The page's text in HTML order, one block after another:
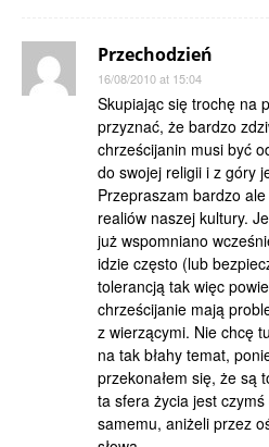
Przechodzień
16/08/2010 at 15:04
Skupiając się trochę na
przyznać, że bardzo
chrześcijanin musi być
do swojej religii i z góry
Przepraszam bardzo
realiów naszej kultury.
już wspomniano
idzie często (lub
tolerancją tak więc
chrześcijanie mają
z wierzącymi. Nie chcę
na tak błahy temat,
przekonałem się, że są
ta sfera życia jest
samemu, aniżeli przez